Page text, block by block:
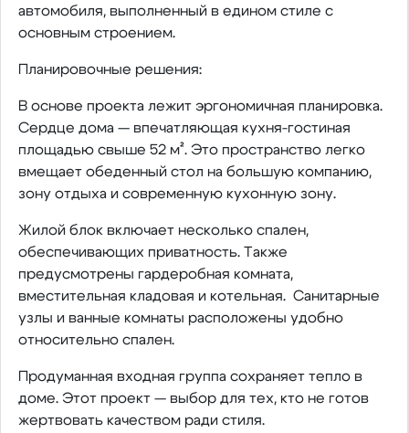
автомобиля, выполненный в едином стиле с
основным строением.
Планировочные решения:
В основе проекта лежит эргономичная планировка.
Сердце дома — впечатляющая кухня-гостиная
площадью свыше 52 м². Это пространство легко
вмещает обеденный стол на большую компанию,
зону отдыха и современную кухонную зону.
Жилой блок включает несколько спален,
обеспечивающих приватность. Также
предусмотрены гардеробная комната,
вместительная кладовая и котельная. Санитарные
узлы и ванные комнаты расположены удобно
относительно спален.
Продуманная входная группа сохраняет тепло в
доме. Этот проект — выбор для тех, кто не готов
жертвовать качеством ради стиля.